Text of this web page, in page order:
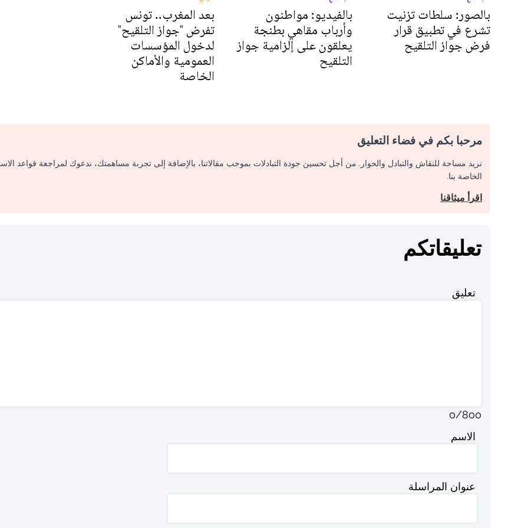
بالصور: سلطات تزنيت
تشرع في تطبيق قرار
فرض جواز التلقيح
بالفيديو: مواطنون
وأرباب مقاهي بطنجة
يعلقون على إلزامية جواز
التلقيح
بعد المغرب.. تونس
تفرض "جواز التلقيح"
لدخول المؤسسات
العمومية والأماكن
الخاصة
مرحبا بكم في فضاء التعليق
نريد مساحة للنقاش والتبادل والحوار. من أجل تحسين جودة التبادلات بموجب مقالاتنا، بالإضافة إلى تجربة مساهمتك، ندعوك لمراجعة قواعد
الخاصة بنا.
اقرأ ميثاقنا
تعليقاتكم
تعليق
0/800
الاسم
عنوان المراسلة